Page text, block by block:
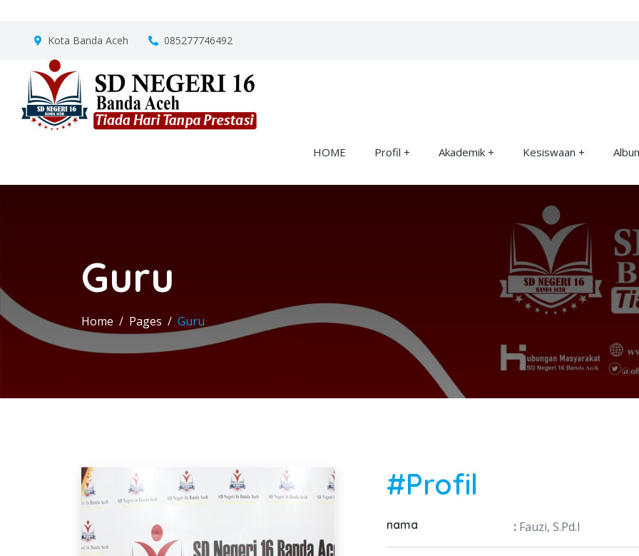
Kota Banda Aceh 085277746492
HOME Profil Akademik Kesiswaan
Guru
Home Pages Guru
#Profil
nama : Fauzi, S.Pd.I